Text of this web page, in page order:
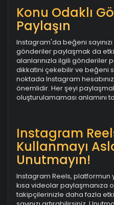
Konu Odaklı
Paylaşın
Instagram'da beğeni
gönderiler paylaşmak da
alanlarınızla ilgili gönderiler
dikkatini çekebilir ve beğeni
noktada Instagram
önemlidir. Her şeyi
oluşturulamaması anlamını
Instagram
Kullanmayı
Unutmayın!
Instagram Reels, platformun
kısa videolar paylaşmanıza
takipçilerinizle daha fazla